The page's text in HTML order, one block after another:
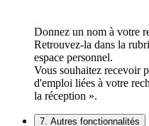
Donnez un nom à votre
Retrouvez-la dans la
espace personnel.
Vous souhaitez recevoir
d'emploi liées à votre
la réception ».
7. Autres fonctionnalités